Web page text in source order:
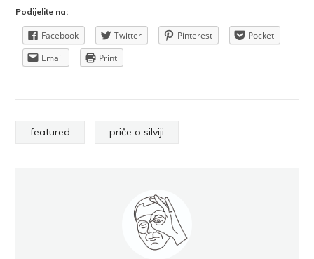
Podijelite na:
Facebook Twitter Pinterest
Pocket
Email
Print
featured priče o silviji